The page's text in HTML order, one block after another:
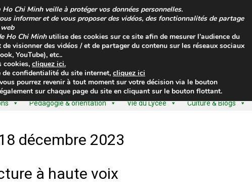
Pédagogie & orientation Vie du Lycée Culture & Blogs
décembre 2023
à haute voix
Ho Chi Minhveille à protéger vos données personnelles.
informer et de vous proposer des vidéos, des fonctionnalités de partage
Ho Chi Minhutilise des cookies sur ce site afin de mesurer l’audience du
visionner des vidéos / et de partager du contenu sur les réseaux sociaux
YouTube), etc..
cookies, cliquez ici.
de confidentialité du site internet, cliquez ici
pourrez revenir à tout moment sur votre décision via le bouton
sur chaque page du site en cliquant sur le bouton flottant.